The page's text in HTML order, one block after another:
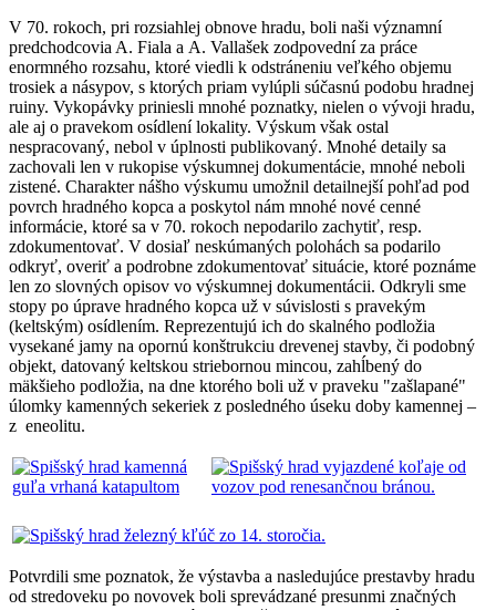
V 70. rokoch, pri rozsiahlej obnove hradu, boli naši významní
predchodcovia A. Fiala a A. Vallašek zodpovední za práce
enormného rozsahu, ktoré viedli k odstráneniu veľkého objemu
trosiek a násypov, s ktorých priam vylúpli súčasnú podobu hradnej
ruiny. Vykopávky priniesli mnohé poznatky, nielen o vývoji hradu,
ale aj o pravekom osídlení lokality. Výskum však ostal
nespracovaný, nebol v úplnosti publikovaný. Mnohé detaily sa
zachovali len v rukopise výskumnej dokumentácie, mnohé neboli
zistené. Charakter nášho výskumu umožnil detailnejší pohľad pod
povrch hradného kopca a poskytol nám mnohé nové cenné
informácie, ktoré sa v 70. rokoch nepodarilo zachytiť, resp.
zdokumentovať. V dosiaľ neskúmaných polohách sa podarilo
odkryť, overiť a podrobne zdokumentovať situácie, ktoré poznáme
len zo slovných opisov vo výskumnej dokumentácii. Odkryli sme
stopy po úprave hradného kopca už v súvislosti s pravekým
(keltským) osídlením. Reprezentujú ich do skalného podložia
vysekané jamy na opornú konštrukciu drevenej stavby, či podobný
objekt, datovaný keltskou striebornou mincou, zahĺbený do
mäkšieho podložia, na dne ktorého boli už v praveku "zašlapané"
úlomky kamenných sekeriek z posledného úseku doby kamennej –
z eneolitu.
Potvrdili sme poznatok, že výstavba a nasledujúce prestavby hradu
od stredoveku po novovek boli sprevádzané presunmi značných